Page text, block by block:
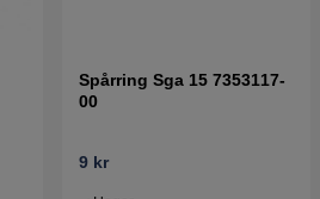
Spårring Sga 15 7353117-
00
9 kr